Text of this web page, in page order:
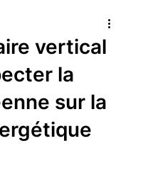
vertical
la
sur la